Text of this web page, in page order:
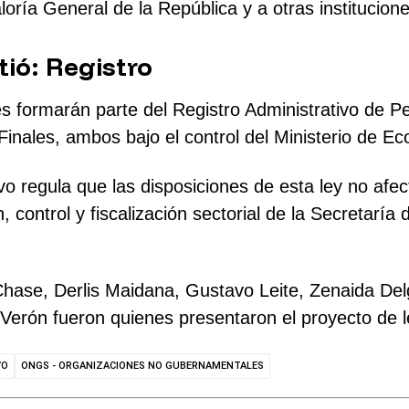
General de la República y a otras
Registro
formarán parte del Registro Administrativo de
ambos bajo el control del Ministerio de
regula que las disposiciones de esta ley no
control y fiscalización sectorial de la Secretaría
Derlis Maidana, Gustavo Leite, Zenaida
fueron quienes presentaron el proyecto de
ONGS - ORGANIZACIONES NO GUBERNAMENTALES